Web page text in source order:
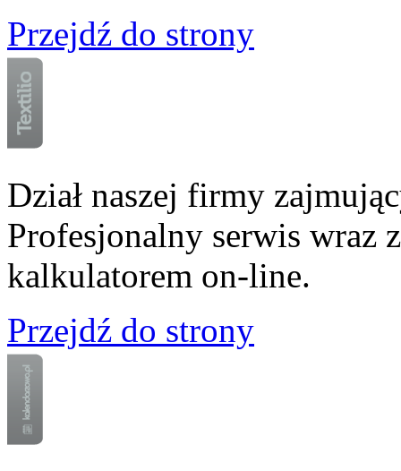
Przejdź do strony
Dział naszej firmy
Profesjonalny serwis wraz
kalkulatorem on-line.
Przejdź do strony